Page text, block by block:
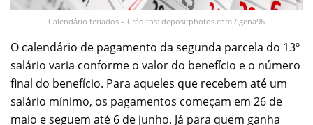
Calendário feriados – Créditos: depositphotos.com / gena96
O calendário de pagamento da segunda parcela do 13º
salário varia conforme o valor do benefício e o número
final do benefício. Para aqueles que recebem até um
salário mínimo, os pagamentos começam em 26 de
maio e seguem até 6 de junho. Já para quem ganha